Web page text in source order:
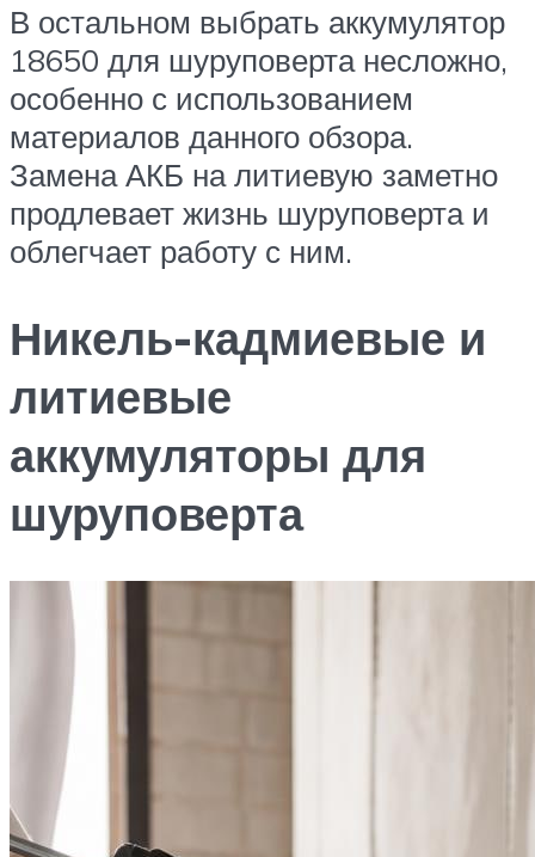
В остальном выбрать аккумулятор
18650 для шуруповерта несложно,
особенно с использованием
материалов данного обзора.
Замена АКБ на литиевую заметно
продлевает жизнь шуруповерта и
облегчает работу с ним.
Никель-кадмиевые и
литиевые
аккумуляторы для
шуруповерта